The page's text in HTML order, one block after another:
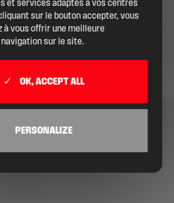
et services adaptés à vos centres
sur le bouton accepter, vous
à vous offrir une meilleure
sur le site.
OK, ACCEPT ALL
PERSONALIZE